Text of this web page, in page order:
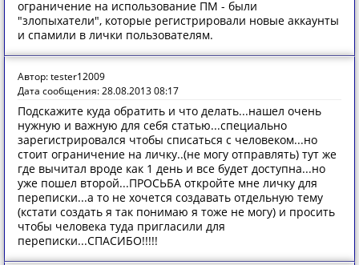
ограничение на использование ПМ - были
"злопыхатели", которые регистрировали новые аккаунты
и спамили в лички пользователям.
Автор: tester12009
Дата сообщения: 28.08.2013 08:17
Подскажите куда обратить и что делать...нашел очень
нужную и важную для себя статью...специально
зарегистрировался чтобы списаться с человеком...но
стоит ограничение на личку..(не могу отправлять) тут же
где вычитал вроде как 1 день и все будет доступна...но
уже пошел второй...ПРОСЬБА откройте мне личку для
переписки...а то не хочется создавать отдельную тему
(кстати создать я так понимаю я тоже не могу) и просить
чтобы человека туда пригласили для
переписки...СПАСИБО!!!!!